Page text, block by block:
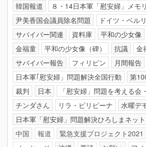
韓国報道
８・14日本軍「慰安婦」メモ
尹美香国会議員除名問題
ドイツ・ベル
サバイバー関連
資料庫 平和の少女像
金福童
平和の少女像（碑） 抗議
金
サバイバー報告
フィリピン
月間報告
日本軍｢慰安婦」問題解決全国行動
第
裁判
日本
「慰安婦」問題を考える会
チンダさん
リラ・ピリピーナ 水曜デ
日本軍「慰安婦」問題解決ひろしまネッ
中国
報道
緊急支援プロジェクト2021